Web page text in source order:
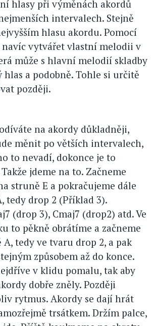
hlasy při výměnách akordů
intervalech. Stejně
hlasu akordu. Pomocí
navíc vytvářet vlastní melodii v
může s hlavní melodií skladby
a podobně. Tohle si určitě
později.
na akordy důkladněji,
měnit po větších intervalech,
to nevadí, dokonce je to
jdeme na to. Začneme
struně E a pokračujeme dále
tedy drop 2 (Příklad 3).
(drop 3), Cmaj7 (drop2) atd. Ve
to pěkně obrátíme a začneme
tedy ve tvaru drop 2, a pak
způsobem až do konce.
v klidu pomalu, tak aby
dobře zněly. Později
rytmus. Akordy se dají hrát
trsátkem. Držím palce,